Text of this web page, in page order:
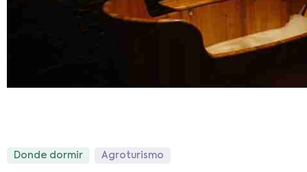
Donde dormir Agroturismo